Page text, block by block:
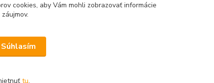
cookies, aby Vám mohli zobrazovať informácie
Súhlasím
tu.